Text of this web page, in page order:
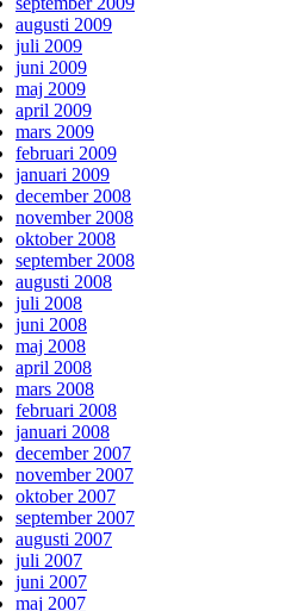
augusti 2009
juli 2009
juni 2009
maj 2009
april 2009
mars 2009
februari 2009
januari 2009
december 2008
november 2008
oktober 2008
september 2008
augusti 2008
juli 2008
juni 2008
maj 2008
april 2008
mars 2008
februari 2008
januari 2008
december 2007
november 2007
oktober 2007
september 2007
augusti 2007
juli 2007
juni 2007
maj 2007